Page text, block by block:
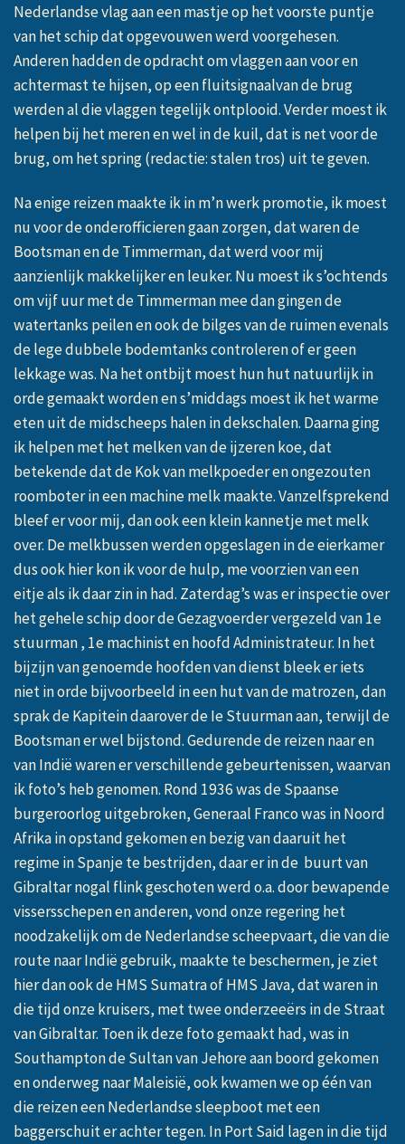
Nederlandse vlag aan een mastje op het voorste puntje
van het schip dat opgevouwen werd voorgehesen.
Anderen hadden de opdracht om vlaggen aan voor en
achtermast te hijsen, op een fluitsignaalvan de brug
werden al die vlaggen tegelijk ontplooid. Verder moest ik
helpen bij het meren en wel in de kuil, dat is net voor de
brug, om het spring (redactie: stalen tros) uit te geven.
Na enige reizen maakte ik in m’n werk promotie, ik moest
nu voor de onderofficieren gaan zorgen, dat waren de
Bootsman en de Timmerman, dat werd voor mij
aanzienlijk makkelijker en leuker. Nu moest ik s’ochtends
om vijf uur met de Timmerman mee dan gingen de
watertanks peilen en ook de bilges van de ruimen evenals
de lege dubbele bodemtanks controleren of er geen
lekkage was. Na het ontbijt moest hun hut natuurlijk in
orde gemaakt worden en s’middags moest ik het warme
eten uit de midscheeps halen in dekschalen. Daarna ging
ik helpen met het melken van de ijzeren koe, dat
betekende dat de Kok van melkpoeder en ongezouten
roomboter in een machine melk maakte. Vanzelfsprekend
bleef er voor mij, dan ook een klein kannetje met melk
over. De melkbussen werden opgeslagen in de eierkamer
dus ook hier kon ik voor de hulp, me voorzien van een
eitje als ik daar zin in had. Zaterdag’s was er inspectie over
het gehele schip door de Gezagvoerder vergezeld van 1e
stuurman , 1e machinist en hoofd Administrateur. In het
bijzijn van genoemde hoofden van dienst bleek er iets
niet in orde bijvoorbeeld in een hut van de matrozen, dan
sprak de Kapitein daarover de Ie Stuurman aan, terwijl de
Bootsman er wel bijstond. Gedurende de reizen naar en
van Indië waren er verschillende gebeurtenissen, waarvan
ik foto’s heb genomen. Rond 1936 was de Spaanse
burgeroorlog uitgebroken, Generaal Franco was in Noord
Afrika in opstand gekomen en bezig van daaruit het
regime in Spanje te bestrijden, daar er in de buurt van
Gibraltar nogal flink geschoten werd o.a. door bewapende
vissersschepen en anderen, vond onze regering het
noodzakelijk om de Nederlandse scheepvaart, die van die
route naar Indië gebruik, maakte te beschermen, je ziet
hier dan ook de HMS Sumatra of HMS Java, dat waren in
die tijd onze kruisers, met twee onderzeeërs in de Straat
van Gibraltar. Toen ik deze foto gemaakt had, was in
Southampton de Sultan van Jehore aan boord gekomen
en onderweg naar Maleisië, ook kwamen we op één van
die reizen een Nederlandse sleepboot met een
baggerschuit er achter tegen. In Port Said lagen in die tijd